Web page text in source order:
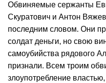
Обвиняемые сержанты
Скуратович и Антон
последним словом. Они
солдат деньги, но свою
самоубийства рядового
признали. Всем троим
злоупотребление